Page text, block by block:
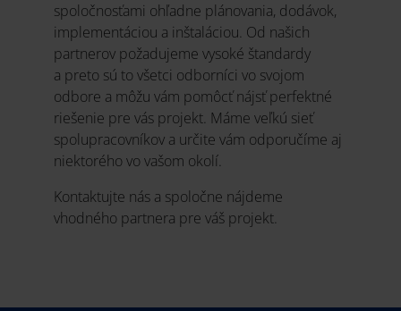
spoločnosťami ohľadne plánovania, dodávok,
implementáciou a inštaláciou. Od našich
partnerov požadujeme vysoké štandardy
a preto sú to všetci odborníci vo svojom
odbore a môžu vám pomôcť nájsť perfektné
riešenie pre vás projekt. Máme veľkú sieť
spolupracovníkov a určite vám odporučíme aj
niektorého vo vašom okolí.
Kontaktujte nás a spoločne nájdeme
vhodného partnera pre váš projekt.